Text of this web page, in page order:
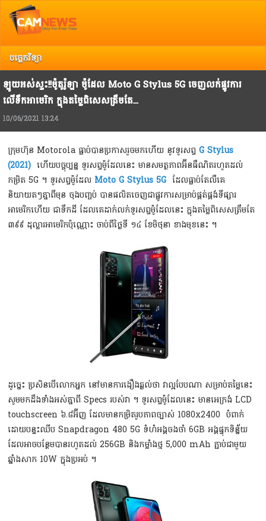
បច្ចេកវិទ្យា
ឡូយអស់ស្ទះ!!ម៉ូតូរ៉ូឡា ម៉ូដែល Moto G Stylus 5G ចេញលក់ផ្លូវការ
លើទឹកអាមេរិក ក្នុងតម្លៃពិសេសត្រឹមតែ...
10/06/2021 13:24
ក្រុមហ៊ុន Motorola ធ្លាប់បានប្រកាសរួចមកហើយ នូវទូរសព្ទ G Stylus
(2021) ហើយបច្ចុប្បន្ន ទូរសព្ទម៉ូដែលនេះ មានសមត្ថភាពអ៊ីនធឺណិតរហូតដល់
កម្រិត 5G ។ ទូរសព្ទម៉ូដែល Moto G Stylus 5G ដែលធ្លាប់តែលឺគេ
និយាយតៗគ្នាពីមុន ចុងបញ្ចប់ បានផលិតចេញជាផ្លូវការសម្រាប់ផ្គត់ផ្គង់ទីផ្សារ
អាមេរិកហើយ ជាទឹកដី ដែលគេដាក់លក់ទូរសព្ទម៉ូដែលនេះ ក្នុងតម្លៃពិសេសត្រឹមតែ
៣៩៩ ដុល្លារអាមេរិកប៉ុណ្ណោះ ចាប់ពីថ្ងៃទី ១៤ ខែមិថុនា ខាងមុខនេះ ។
ដូច្នេះ ប្រសិនបើលោកអ្នក នៅមានការងឿងឆ្ងល់ថា វាល្អបែបណា សម្រាប់តម្លៃនេះ
សូមមកដឹងទាំងអស់គ្នាពី Specs របស់វា ។ ទូរសព្ទម៉ូដែលនេះ មានអេក្រង់ LCD
touchscreen ៦.៨អ៊ីញ ដែលមានកម្រិតរូបភាពច្បាស់ 1080x2400 បំពាក់
ដោយបន្ទះឈីប Snapdragon 480 5G ទំហំអង្គចងចាំ 6GB អង្គផ្ទុកទិន្ន័យ
ដែលអាចបន្ថែមបានរហូតដល់ 256GB និងកម្លាំងថ្ម 5,000 mAh ភ្ជាប់ជាមួយ
ឆ្នាំងសាក 10W ក្នុងប្រអប់ ។
រាល់ការរិះគន់ កែលំអ បញ្ចេញយោបល់ អ្នកអាចទាក់ទង Camnews តាមរយៈ Email: